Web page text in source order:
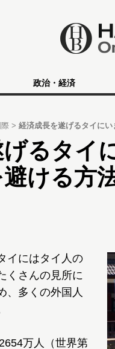
政治・経済
際 経済成長を遂げるタイに
るタイ
ける方
イにはタイ人の
くさんの見所に
、多くの外国人
万人（世界第